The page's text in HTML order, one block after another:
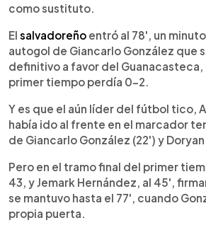
como sustituto.
El salvadoreño entró al 78', un
autogol de Giancarlo González que
definitivo a favor del Guanacasteca,
primer tiempo perdía 0-2.
Y es que el aún líder del fútbol tico,
había ido al frente en el marcador
de Giancarlo González (22') y
Pero en el tramo final del primer
43, y Jemark Hernández, al 45',
se mantuvo hasta el 77', cuando
propia puerta.